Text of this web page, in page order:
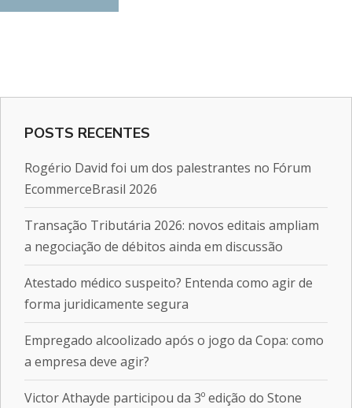
POSTS RECENTES
Rogério David foi um dos palestrantes no Fórum
EcommerceBrasil 2026
Transação Tributária 2026: novos editais ampliam
a negociação de débitos ainda em discussão
Atestado médico suspeito? Entenda como agir de
forma juridicamente segura
Empregado alcoolizado após o jogo da Copa: como
a empresa deve agir?
Victor Athayde participou da 3º edição do Stone